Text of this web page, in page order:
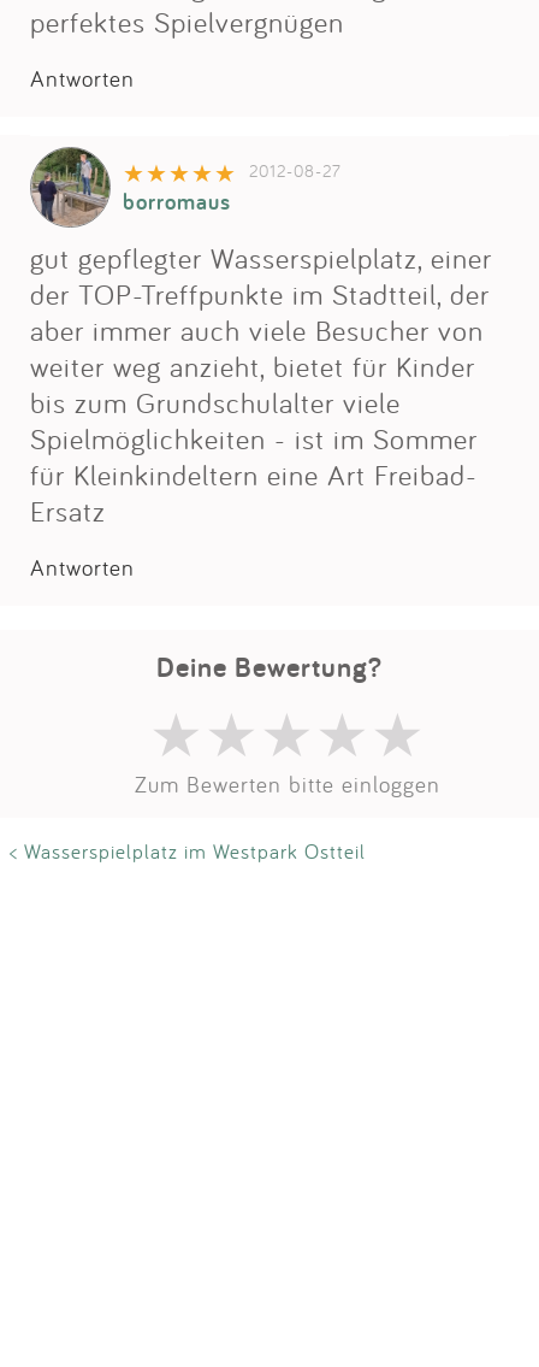
perfektes Spielvergnügen
Antworten
2012-08-27
borromaus
gut gepflegter Wasserspielplatz, einer
der TOP-Treffpunkte im Stadtteil, der
aber immer auch viele Besucher von
weiter weg anzieht, bietet für Kinder
bis zum Grundschulalter viele
Spielmöglichkeiten - ist im Sommer
für Kleinkindeltern eine Art Freibad-
Ersatz
Antworten
Deine Bewertung?
Zum Bewerten bitte einloggen
< Wasserspielplatz im Westpark Ostteil